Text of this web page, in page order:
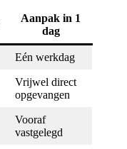
Aanpak in 1
dag
Eén werkdag
Vrijwel direct
opgevangen
Vooraf
vastgelegd